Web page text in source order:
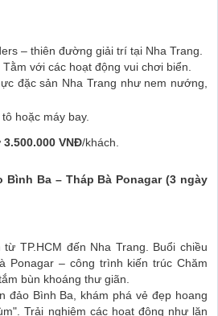
– thiên đường giải trí tại Nha Trang.
với các hoạt động vui chơi biển.
đặc sản Nha Trang như nem nướng,
hoặc máy bay.
3.500.000 VNĐ/khách.
Bình Ba – Tháp Bà Ponagar (3 ngày
TP.HCM đến Nha Trang. Buổi chiều
Ponagar – công trình kiến trúc Chăm
bùn khoáng thư giãn.
đảo Bình Ba, khám phá vẻ đẹp hoang
Trải nghiệm các hoạt động như lặn